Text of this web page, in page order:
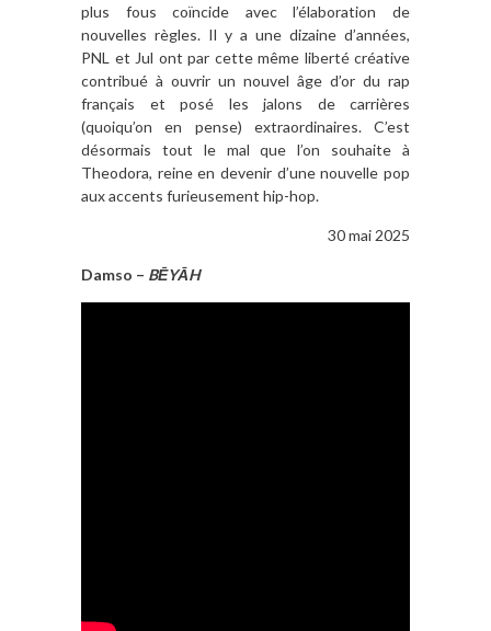
plus fous coïncide avec l’élaboration de
nouvelles règles. Il y a une dizaine d’années,
PNL et Jul ont par cette même liberté créative
contribué à ouvrir un nouvel âge d’or du rap
français et posé les jalons de carrières
(quoiqu’on en pense) extraordinaires. C’est
désormais tout le mal que l’on souhaite à
Theodora, reine en devenir d’une nouvelle pop
aux accents furieusement hip-hop.
30 mai 2025
Damso – BĒYĀH